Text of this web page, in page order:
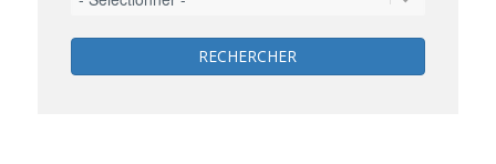
RECHERCHER